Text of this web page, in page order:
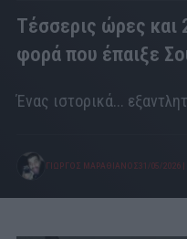
Τέσσερις ώρες και
φορά που έπαιξε
Ένας ιστορικά...
ΓΙΩΡΓΟΣ ΜΑΡΑΘΙΑΝΟΣ31/05/2026